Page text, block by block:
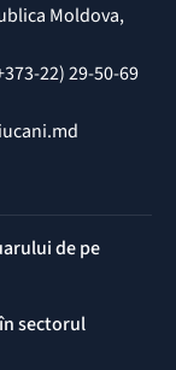
Moldova,
22) 29-50-69
de pe
sectorul